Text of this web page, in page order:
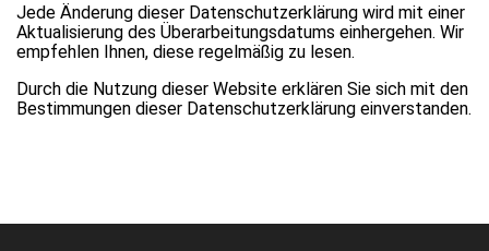
Jede Änderung dieser Datenschutzerklärung wird mit einer
Aktualisierung des Überarbeitungsdatums einhergehen. Wir
empfehlen Ihnen, diese regelmäßig zu lesen.
Durch die Nutzung dieser Website erklären Sie sich mit den
Bestimmungen dieser Datenschutzerklärung einverstanden.